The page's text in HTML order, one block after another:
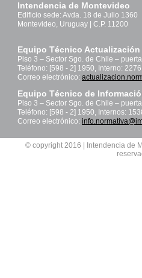
Intendencia de Montevideo
Edificio sede: Avda. 18 de Julio 1360
Montevideo, Uruguay | C.P. 11200
Equipo Técnico Actualización
Piso 3 – Sector Sgo. de Chile –
Teléfono: [598 - 2] 1950, Interno:
Correo electrónico:
Equipo Técnico de
Piso 3 – Sector Sgo. de Chile –
Teléfono: [598 - 2] 1950, Internos:
Correo electrónico:
© copyright 2016 | Intendencia de